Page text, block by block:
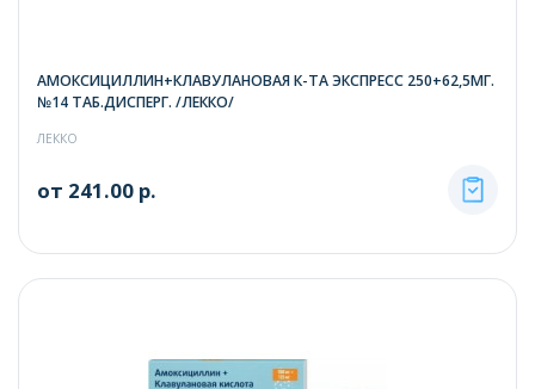
АМОКСИЦИЛЛИН+КЛАВУЛАНОВАЯ К-ТА ЭКСПРЕСС 250+62,5МГ.
№14 ТАБ.ДИСПЕРГ. /ЛЕККО/
ЛЕККО
от 241.00 р.